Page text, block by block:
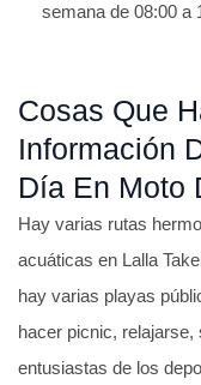
semana de 08:00 a
Cosas Que
Información
Día En Moto
Hay varias rutas
acuáticas en Lalla
hay varias playas
hacer picnic,
entusiastas de los